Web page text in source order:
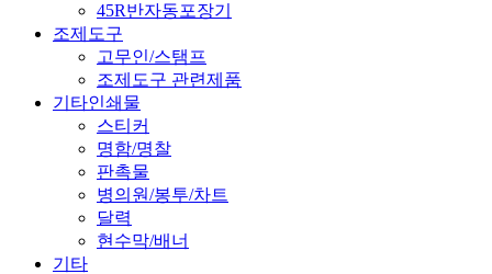
45R반자동포장기
조제도구
고무인/스탬프
조제도구 관련제품
기타인쇄물
스티커
명함/명찰
판촉물
병의원/봉투/차트
달력
현수막/배너
기타